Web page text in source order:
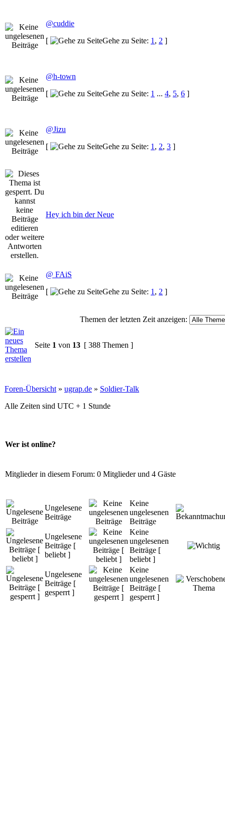
@cuddie
[
Gehe zu Seite: 1 , 2 ]
@h-town
[
Gehe zu Seite: 1 ... 4, 5, 6 ]
@Jizu
[
Gehe zu Seite: 1 , 2, 3 ]
Hey ich bin der Neue
@ FAiS
[
Gehe zu Seite: 1 , 2 ]
Themen der letzten Zeit anzeigen:
Seite 1 von 13 [ 388 Themen ]
Foren-Übersicht » ugrap.de » Soldier-Talk
Alle Zeiten sind UTC + 1 Stunde
Wer ist online?
Mitglieder in diesem Forum: 0 Mitglieder und 4 Gäste
Ungelesene
Beiträge
Keine
ungelesenen
Beiträge
Ungelesene
Beiträge [
beliebt ]
Keine
ungelesenen
Beiträge [
beliebt ]
Ungelesene
Beiträge [
gesperrt ]
Keine
ungelesenen
Beiträge [
gesperrt ]